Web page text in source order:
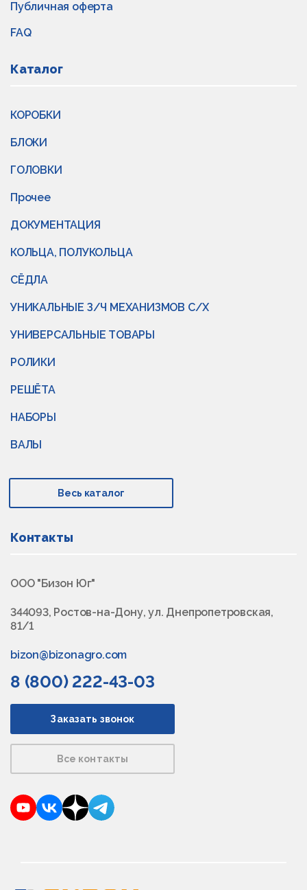
Публичная оферта
FAQ
Каталог
КОРОБКИ
БЛОКИ
ГОЛОВКИ
Прочее
ДОКУМЕНТАЦИЯ
КОЛЬЦА, ПОЛУКОЛЬЦА
СЁДЛА
УНИКАЛЬНЫЕ З/Ч МЕХАНИЗМОВ С/Х
УНИВЕРСАЛЬНЫЕ ТОВАРЫ
РОЛИКИ
РЕШЁТА
НАБОРЫ
ВАЛЫ
Весь каталог
Контакты
ООО "Бизон Юг"
344093, Ростов-на-Дону, ул. Днепропетровская,
81/1
bizon@bizonagro.com
8 (800) 222-43-03
Заказать звонок
Все контакты
YouTubeVKontakte
DzenTelegram